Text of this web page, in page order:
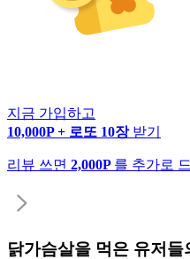
지금 가입하고
10,000P + 로또 10장 받기
리뷰 쓰면 2,000P 를 추가로
닭가슴살을 먹은 유저들